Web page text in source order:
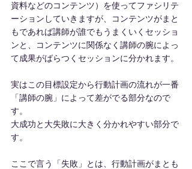
資料などのコンテンツ）を使ってファシリテ
ーションしていきますが、コンテンツがまと
もであれば講師が誰でもうまくいくセッショ
ンと、コンテンツに関係なく講師の腕によっ
て成果がばらつくセッションに分かれます。
実はこの目標設定から行動計画の流れが一番
「講師の腕」によって差がでる部分なので
す。
大成功と大失敗に大きく分かれやすい部分で
す。
ここで言う「失敗」とは、行動計画がまとも